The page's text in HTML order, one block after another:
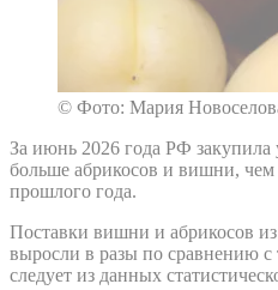
© Фото: Мария
За июнь 2026 года РФ закупила
больше абрикосов и вишни,
прошлого года.
Поставки вишни и абрикосов из
выросли в разы по сравнению с
следует из данных